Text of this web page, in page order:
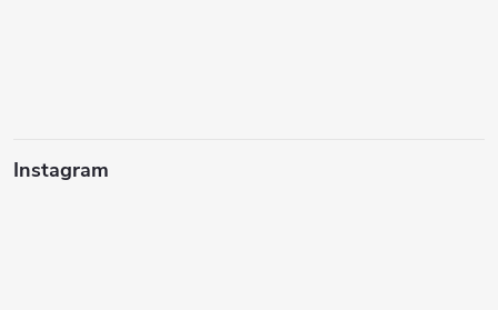
Instagram